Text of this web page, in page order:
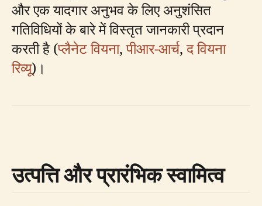
और एक यादगार अनुभव के लिए अनुशंसित
गतिविधियों के बारे में विस्तृत जानकारी प्रदान
करती है (प्लैनेट वियना,पीआर-आर्च,द वियना
रिव्यू)।
उत्पत्ति और प्रारंभिक स्वामित्व